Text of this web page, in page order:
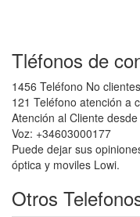
Tléfonos de
1456 Teléfono No clientes
121 Teléfono atención a
Atención al Cliente
Voz: +34603000177
Puede dejar sus
óptica y moviles Lowi.
Otros